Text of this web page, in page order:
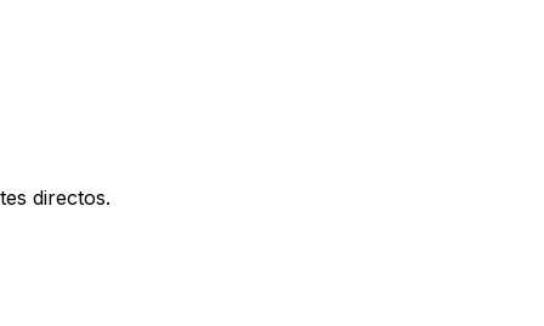
directos.